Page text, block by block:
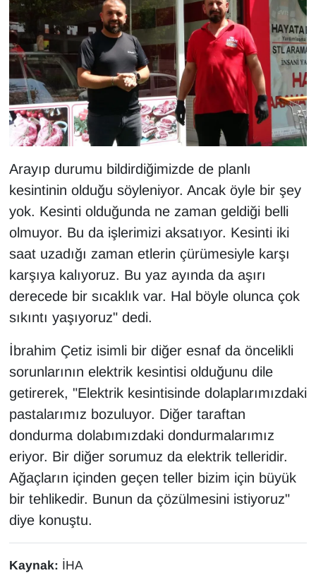
Arayıp durumu bildirdiğimizde de planlı
kesintinin olduğu söyleniyor. Ancak öyle bir şey
yok. Kesinti olduğunda ne zaman geldiği belli
olmuyor. Bu da işlerimizi aksatıyor. Kesinti iki
saat uzadığı zaman etlerin çürümesiyle karşı
karşıya kalıyoruz. Bu yaz ayında da aşırı
derecede bir sıcaklık var. Hal böyle olunca çok
sıkıntı yaşıyoruz" dedi.
İbrahim Çetiz isimli bir diğer esnaf da öncelikli
sorunlarının elektrik kesintisi olduğunu dile
getirerek, "Elektrik kesintisinde dolaplarımızdaki
pastalarımız bozuluyor. Diğer taraftan
dondurma dolabımızdaki dondurmalarımız
eriyor. Bir diğer sorumuz da elektrik telleridir.
Ağaçların içinden geçen teller bizim için büyük
bir tehlikedir. Bunun da çözülmesini istiyoruz"
diye konuştu.
Kaynak: İHA
SPOR
TEBRİK
TEKNOLOJİ
Turizm
Vasıta
YAŞAM
YEREL